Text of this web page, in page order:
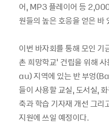
어, MP3 플레이어 등
원들의 높은 호응을 얻은 바
이번 바자회를 통해 모인
촌 희망학교' 건립을 위해
au) 지역에 있는 반 부엉
들이 사용할 교실, 도서실,
축과 학습 기자재 개선 그리
지원에 쓰일 예정이다.